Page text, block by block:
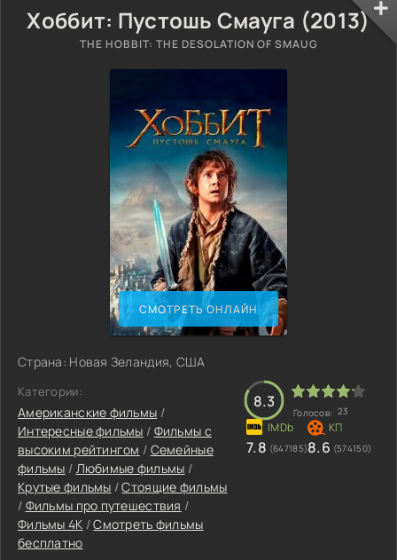
Хоббит: Пустошь Смауга (2013)
THE HOBBIT: THE DESOLATION OF SMAUG
СМОТРЕТЬ ОНЛАЙН
Страна: Новая Зеландия, США
Категории:
Американские фильмы /
Интересные фильмы / Фильмы с
высоким рейтингом / Семейные
фильмы / Любимые фильмы /
Крутые фильмы /Стоящие фильмы
/ Фильмы про путешествия /
Фильмы 4K /Смотреть фильмы
бесплатно
8.3
Голосов: 23
7.8 (647185)8.6 (574150)